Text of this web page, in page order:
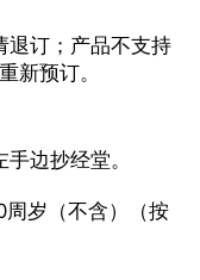
退订；产品不支持
新预订。
边抄经堂。
岁（不含）（按